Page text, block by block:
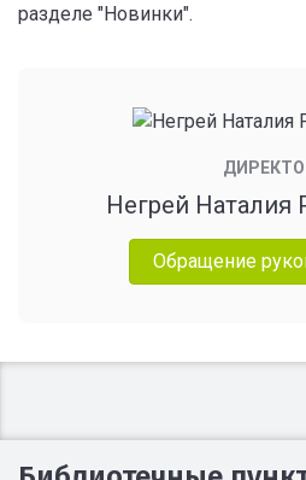
разделе "Новинки".
Негрей Наталия
Обращение